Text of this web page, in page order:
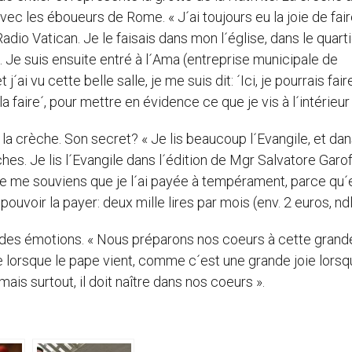
les éboueurs de Rome. « J´ai toujours eu la joie de
Vatican. Je le faisais dans mon l´église, dans le
suis ensuite entré à l´Ama (entreprise municipale de
vu cette belle salle, je me suis dit: ´Ici, je pourrais
pour mettre en évidence ce que je vis à l´intérieur
crèche. Son secret? « Je lis beaucoup l´Evangile, et
Je lis l´Evangile dans l´édition de Mgr Salvatore
souviens que je l´ai payée à tempérament, parce
la payer: deux mille lires par mois (env. 2 euros,
émotions. « Nous préparons nos coeurs à cette
le pape vient, comme c´est une grande joie
surtout, il doit naître dans nos coeurs ».